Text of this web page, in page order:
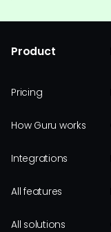
Product
Pricing
How Guru works
Integrations
All features
All solutions